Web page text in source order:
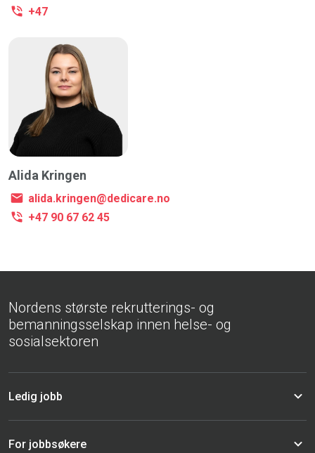
+47
Alida Kringen
alida.kringen@dedicare.no
+47 90 67 62 45
Nordens største rekrutterings- og
bemanningsselskap innen helse- og
sosialsektoren
Ledig jobb
For jobbsøkere